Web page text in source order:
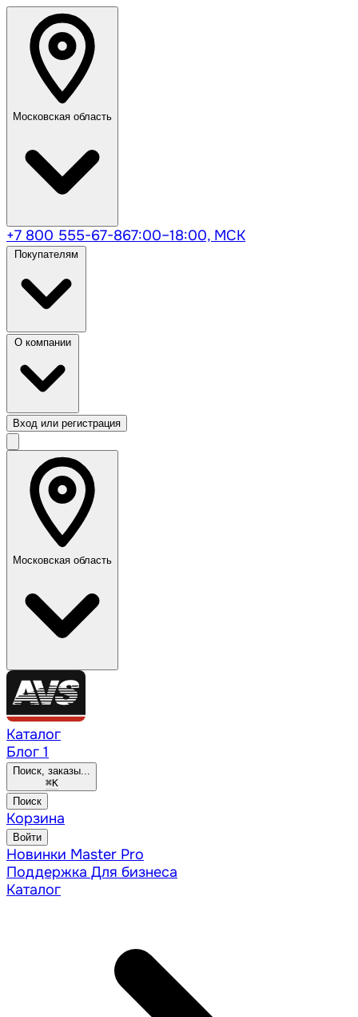
Московская область
+7 800 555-67-867:00–18:00, МСК
Вход или регистрация
Московская область
Каталог
Блог 1
Поиск, заказы...
⌘K
Поиск
Корзина
Войти
Новинки Master Pro
Поддержка Для бизнеса
Каталог